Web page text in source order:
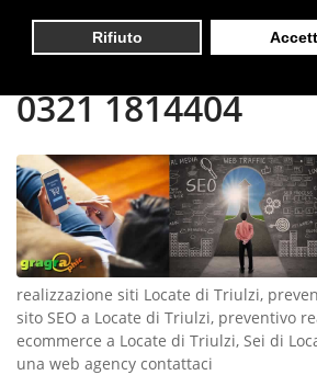
Rifiuto
REALIZZAZIONE
LOCATE DI
0321 1814404
realizzazione siti Locate di Triulzi,
sito SEO a Locate di Triulzi, preventivo
ecommerce a Locate di Triulzi, Sei di
una web agency contattaci